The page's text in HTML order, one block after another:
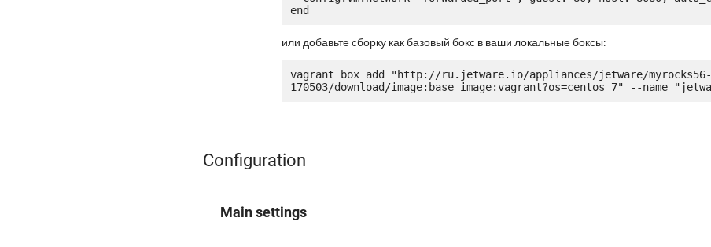
или добавьте сборку как базовый бокс в ваши локальные боксы:
vagrant box add "http://ru.jetware.io/appliances/jetware/myrocks56-
Configuration
Main settings